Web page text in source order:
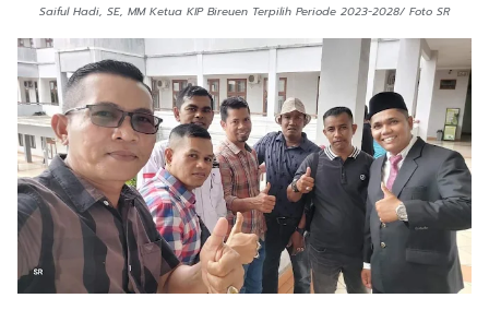
Saiful Hadi, SE, MM Ketua KIP Bireuen Terpilih Periode 2023-2028/ Foto SR